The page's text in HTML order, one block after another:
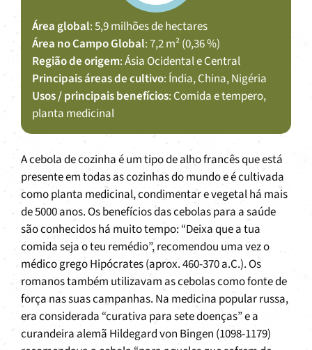
Área global: 5,9 milhões de hectares
Área no Campo Global: 7,2 m² (0,36 %)
Região de origem: Ásia Ocidental e Central
Principais áreas de cultivo: Índia, China, Nigéria
Usos / principais benefícios: Comida e tempero,
planta medicinal
A cebola de cozinha é um tipo de alho francês que está
presente em todas as cozinhas do mundo e é cultivada
como planta medicinal, condimentar e vegetal há mais
de 5000 anos. Os benefícios das cebolas para a saúde
são conhecidos há muito tempo: “Deixa que a tua
comida seja o teu remédio”, recomendou uma vez o
médico grego Hipócrates (aprox. 460-370 a.C.). Os
romanos também utilizavam as cebolas como fonte de
força nas suas campanhas. Na medicina popular russa,
era considerada “curativa para sete doenças” e a
curandeira alemã Hildegard von Bingen (1098-1179)